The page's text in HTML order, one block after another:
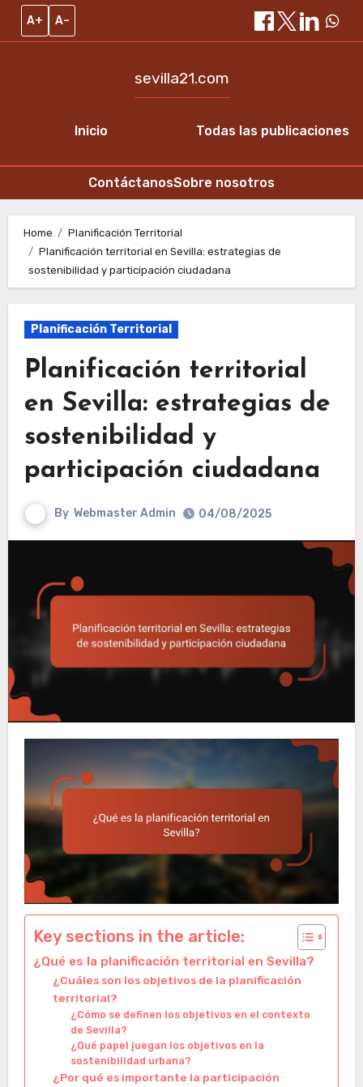
A+ A–
Inicio
sevilla21.com
Todas las publicaciones
ContáctanosSobre nosotros
content
Home
Planificación Territorial
Planificación territorial en Sevilla: estrategias de
sostenibilidad y participación ciudadana
Planificación Territorial
Planificación territorial
en Sevilla: estrategias de
sostenibilidad y
participación ciudadana
By Webmaster Admin 04/08/2025
Key sections in the article:
¿Qué es la planificación territorial en Sevilla?
¿Cuáles son los objetivos de la planificación
territorial?
¿Cómo se definen los objetivos en el contexto
de Sevilla?
¿Qué papel juegan los objetivos en la
sostenibilidad urbana?
¿Por qué es importante la participación